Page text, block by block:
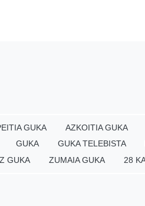
GUKA AZKOITIA GUKA
GUKA
GUKA TELEBISTA
GUKA
ZUMAIA GUKA 28